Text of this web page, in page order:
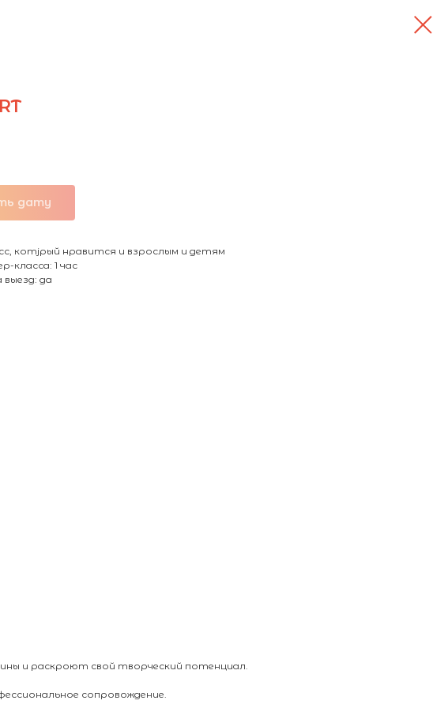
дату
котjрый нравится и взрослым и детям
класса: 1 час
да
и раскроют свой творческий потенциал.
сопровождение.